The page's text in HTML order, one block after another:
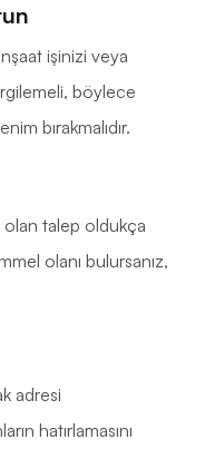
işinizi veya
böylece
bırakmalıdır.
olan talep oldukça
olanı bulursanız,
adresi
hatırlamasını